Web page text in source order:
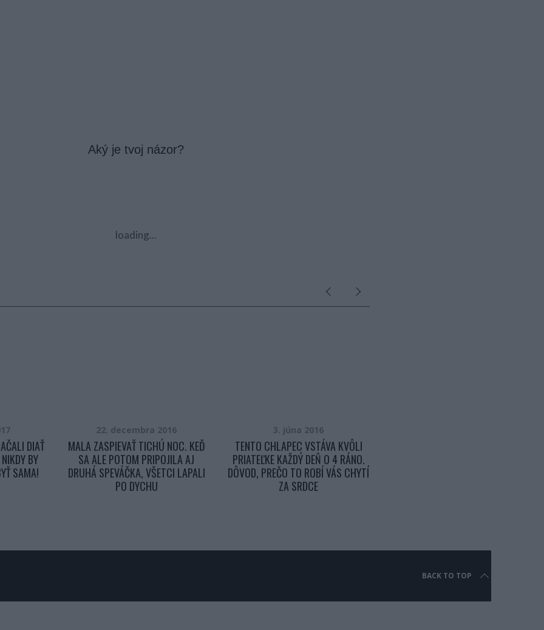
Aký je tvoj názor?
loading...
DIAŤ
BY
SAMA!
22. decembra 2016
MALA ZASPIEVAŤ TICHÚ NOC. KEĎ
SA ALE POTOM PRIPOJILA AJ
DRUHÁ SPEVÁČKA, VŠETCI LAPALI
PO DYCHU
3. júna 2016
TENTO CHLAPEC VSTÁVA KVÔLI
PRIATEĽKE KAŽDÝ DEŇ O 4 RÁNO.
DÔVOD, PREČO TO ROBÍ VÁS CHYTÍ
ZA SRDCE
BACK TO TOP